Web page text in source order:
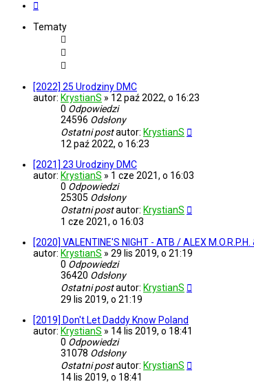
Tematy
[2022] 25 Urodziny DMC
autor: KrystianS » 12 paź 2022, o 16:23
0 Odpowiedzi
24596 Odsłony
Ostatni postautor: KrystianS
12 paź 2022, o 16:23
[2021] 23 Urodziny DMC
autor: KrystianS » 1 cze 2021, o 16:03
0 Odpowiedzi
25305 Odsłony
Ostatni postautor: KrystianS
1 cze 2021, o 16:03
[2020] VALENTINE'S NIGHT - ATB / ALEX M.O.R.P.H.
autor: KrystianS » 29 lis 2019, o 21:19
0 Odpowiedzi
36420 Odsłony
Ostatni postautor: KrystianS
29 lis 2019, o 21:19
[2019] Don't Let Daddy Know Poland
autor: KrystianS » 14 lis 2019, o 18:41
0 Odpowiedzi
31078 Odsłony
Ostatni postautor: KrystianS
14 lis 2019, o 18:41